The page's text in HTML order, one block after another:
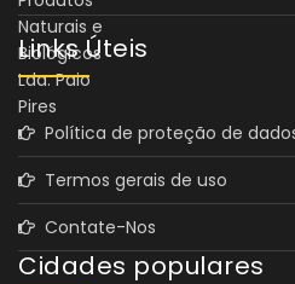
Links Úteis
Política de proteção de
Termos gerais de uso
Contate-Nos
Cidades populares